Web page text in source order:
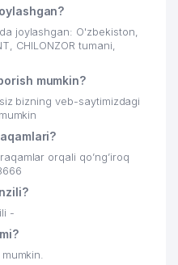
joylashgan: O'zbekiston,
CHILONZOR tumani,
mumkin?
bizning veb-saytimizdagi
orqali qo’ng’iroq
-